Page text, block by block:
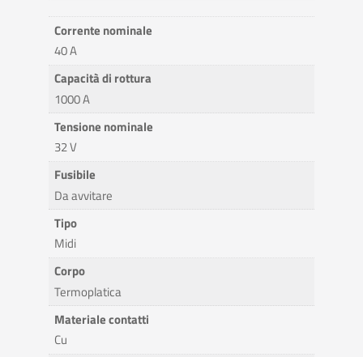
Corrente nominale
40 A
Capacità di rottura
1000 A
Tensione nominale
32 V
Fusibile
Da avvitare
Tipo
Midi
Corpo
Termoplatica
Materiale contatti
Cu